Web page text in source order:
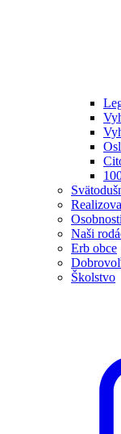
Naši
Erb obce
Školstvo